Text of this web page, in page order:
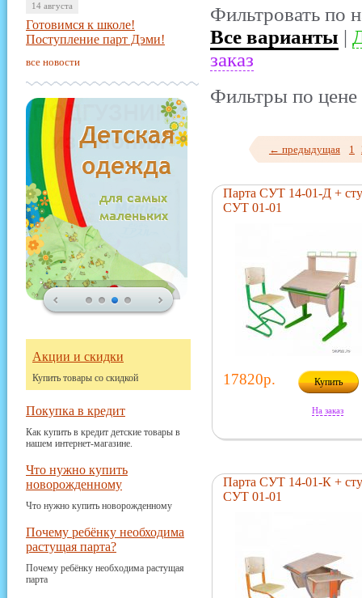
Фильтровать по
Все варианты |
заказ
Фильтры по цене
14 августа
Готовимся к школе!
Поступление парт Дэми!
все новости
Акции и скидки
Купить товары со скидкой
Покупка в кредит
Как купить в кредит детские товары в
нашем интернет-магазине.
Что нужно купить
новорожденному
Что нужно купить новорожденному
Почему ребёнку необходима
растущая парта?
Почему ребёнку необходима растущая
парта
← предыдущая 1
Парта СУТ 14-01-Д +
СУТ 01-01
17820р. Купить
На заказ
Парта СУТ 14-01-К +
СУТ 01-01